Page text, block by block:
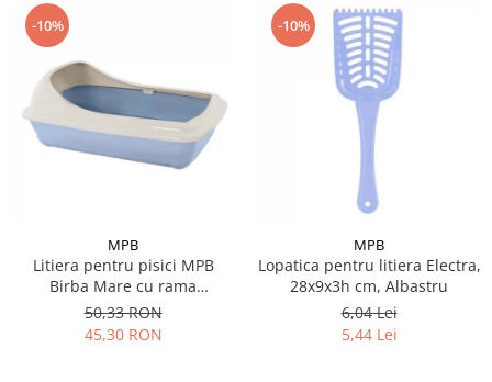
-10%
MPB
Litiera pentru pisici MPB
Birba Mare cu rama
detasabila, 56x39x20h cm,
Albastru
50,33 RON
45,30 RON
-10%
MPB
Lopatica pentru litiera Electra,
28x9x3h cm, Albastru
6,04 Lei
5,44 Lei